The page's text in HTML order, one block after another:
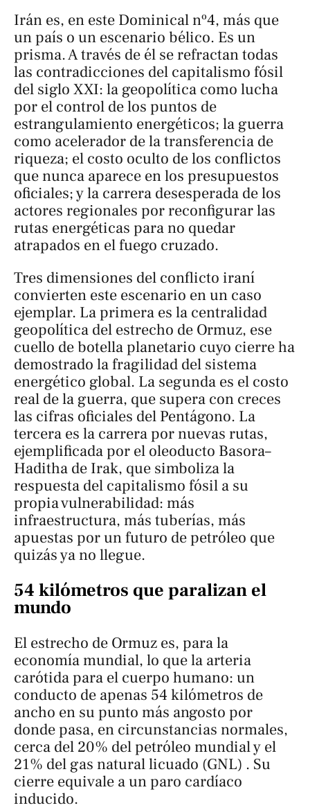
Irán es, en este Dominical nº4, más que
un país o un escenario bélico. Es un
prisma. A través de él se refractan todas
las contradicciones del capitalismo fósil
del siglo XXI: la geopolítica como lucha
por el control de los puntos de
estrangulamiento energéticos; la guerra
como acelerador de la transferencia de
riqueza; el costo oculto de los conflictos
que nunca aparece en los presupuestos
oficiales; y la carrera desesperada de los
actores regionales por reconfigurar las
rutas energéticas para no quedar
atrapados en el fuego cruzado.
Tres dimensiones del conflicto iraní
convierten este escenario en un caso
ejemplar. La primera es la centralidad
geopolítica del estrecho de Ormuz, ese
cuello de botella planetario cuyo cierre ha
demostrado la fragilidad del sistema
energético global. La segunda es el costo
real de la guerra, que supera con creces
las cifras oficiales del Pentágono. La
tercera es la carrera por nuevas rutas,
ejemplificada por el oleoducto Basora–
Haditha de Irak, que simboliza la
respuesta del capitalismo fósil a su
propia vulnerabilidad: más
infraestructura, más tuberías, más
apuestas por un futuro de petróleo que
quizás ya no llegue.
54 kilómetros que paralizan el
mundo
El estrecho de Ormuz es, para la
economía mundial, lo que la arteria
carótida para el cuerpo humano: un
conducto de apenas 54 kilómetros de
ancho en su punto más angosto por
donde pasa, en circunstancias normales,
cerca del 20% del petróleo mundial y el
21% del gas natural licuado (GNL) . Su
cierre equivale a un paro cardíaco
inducido.